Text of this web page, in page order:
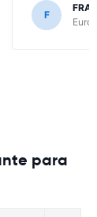
F
para